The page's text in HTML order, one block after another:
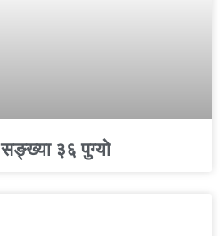
३६ पुग्यो